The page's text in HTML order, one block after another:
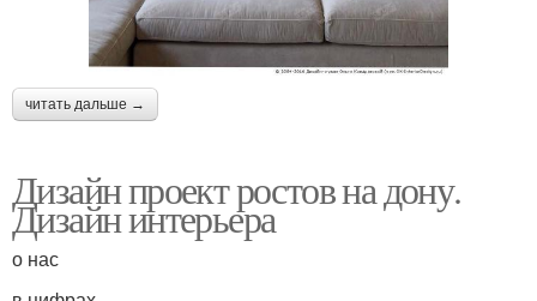
читать дальше →
Дизайн проект ростов на дону.
Дизайн интерьера
о нас